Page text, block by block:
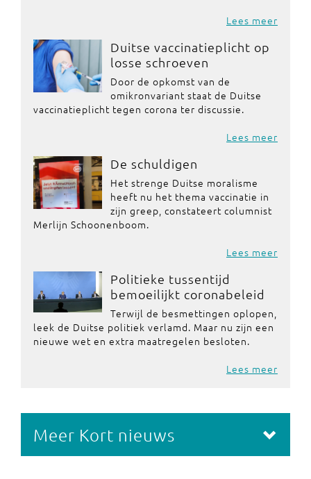
Lees meer
Duitse vaccinatieplicht op
losse schroeven
Door de opkomst van de
omikronvariant staat de Duitse
vaccinatieplicht tegen corona ter discussie.
Lees meer
De schuldigen
Het strenge Duitse moralisme
heeft nu het thema vaccinatie in
zijn greep, constateert columnist
Merlijn Schoonenboom.
Lees meer
Politieke tussentijd
bemoeilijkt coronabeleid
Terwijl de besmettingen oplopen,
leek de Duitse politiek verlamd. Maar nu zijn een
nieuwe wet en extra maatregelen besloten.
Lees meer
Meer Kort nieuws